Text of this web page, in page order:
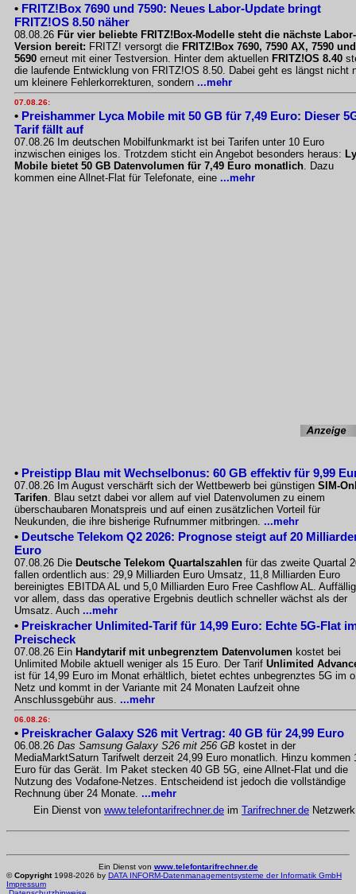
• FRITZ!Box 7690 und 7590: Neues Labor-Update bringt
FRITZ!OS 8.50 näher
08.08.26 Für vier beliebte FRITZ!Box-Modelle steht die nächste Labor-
Version bereit: FRITZ! versorgt die FRITZ!Box 7690, 7590 AX, 7590 und
5690 erneut mit einer Testversion. Hinter dem aktuellen FRITZ!OS 8.40
die laufende Entwicklung von FRITZ!OS 8.50. Dabei geht es längst nicht
um kleinere Fehlerkorrekturen, sondern ...mehr
07.08.26:
• Preishammer Lyca Mobile mit 50 GB für 7,49 Euro: Dieser
Tarif fällt auf
07.08.26 Im deutschen Mobilfunkmarkt ist bei Tarifen unter 10 Euro
inzwischen einiges los. Trotzdem sticht ein Angebot besonders heraus:
Mobile bietet 50 GB Datenvolumen für 7,49 Euro monatlich. Dazu
kommen eine Allnet-Flat für Telefonate, eine ...mehr
• Preistipp Blau mit Wechselbonus: 60 GB effektiv für 9,99
07.08.26 Im August verschärft sich der Wettbewerb bei günstigen SIM-
Tarifen. Blau setzt dabei vor allem auf viel Datenvolumen zu einem
überschaubaren Monatspreis und auf einen zusätzlichen Vorteil für
Neukunden, die ihre bisherige Rufnummer mitbringen. ...mehr
• Deutsche Telekom Q2 2026: Prognose steigt auf 20
Euro
07.08.26 Die Deutsche Telekom Quartalszahlen für das zweite Quartal
fallen ordentlich aus: 29,9 Milliarden Euro Umsatz, 11,8 Milliarden Euro
bereinigtes EBITDA AL und 5,0 Milliarden Euro Free Cashflow AL.
vor allem, dass das operative Ergebnis deutlich schneller wächst als der
Umsatz. Auch ...mehr
• Preiskracher Unlimited-Tarif für 14,99 Euro: Echte 5G-Flat
Preischeck
07.08.26 Ein Handytarif mit unbegrenztem Datenvolumen kostet bei
Unlimited Mobile aktuell weniger als 15 Euro. Der Tarif Unlimited
ist für 14,99 Euro im Monat erhältlich, bietet echtes unbegrenztes 5G im
Netz und kommt in der Variante mit 24 Monaten Laufzeit ohne
Anschlussgebühr aus. ...mehr
06.08.26:
• Preiskracher Galaxy S26 mit Vertrag: 40 GB für 24,99 Euro
06.08.26 Das Samsung Galaxy S26 mit 256 GB kostet in der
MediaMarktSaturn Tarifwelt derzeit 24,99 Euro monatlich. Hinzu kommen
Euro für das Gerät. Im Paket stecken 40 GB 5G, eine Allnet-Flat und die
Nutzung des Vodafone-Netzes. Entscheidend ist jedoch die vollständige
Rechnung über 24 Monate. ...mehr
Ein Dienst von www.telefontarifrechner.de im Tarifrechner.de Netzwerk
Ein Dienst von www.telefontarifrechner.de
©Copyright1998-2026 by DATA INFORM-Datenmanagementsysteme der Informatik GmbH
Impressum